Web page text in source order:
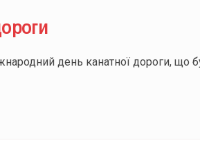
день канатної дороги,